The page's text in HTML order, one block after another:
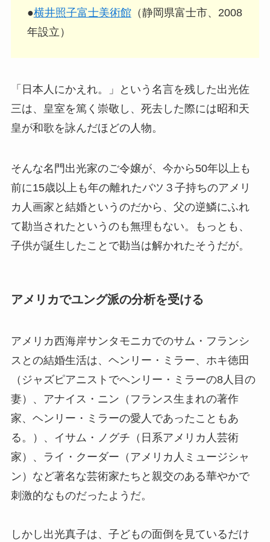
●横井照子富士美術館（静岡県富士市、2008
年設立）
「日本人にかえれ。」という名言を残した出光佐
三は、皇室を篤く崇敬し、死去した際には昭和天
皇が和歌を詠んだほどの人物。
そんな名門出光家のご令嬢が、今から50年以上も
前に15歳以上も年の離れたバツ３子持ちのアメリ
カ人画家と結婚というのだから、父の逆鱗にふれ
て勘当されたというのも無理もない。もっとも、
子供が誕生したことで勘当は解かれたそうだが。
アメリカでユング派の分析を受ける
アメリカ西海岸サンタモニカでのサム・フランシ
スとの結婚生活は、ヘンリー・ミラー、ホキ徳田
（ジャズピアニストでヘンリー・ミラーの8人目の
妻）、アナイス・ニン（フランス生まれの著作
家、ヘンリー・ミラーの愛人であったこともあ
る。）、イサム・ノグチ（日系アメリカ人芸術
家）、ライ・クーダー（アメリカ人ミュージシャ
ン）など著名な芸術家たちと親交のある華やかで
刺激的なものだったようだ。
しかし出光真子は、子どもの面倒を見ているだけ